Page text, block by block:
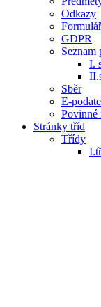
Odkazy
GDPR
Seznam
I.
Sběr
E-
Povinné
Stránky tříd
Třídy